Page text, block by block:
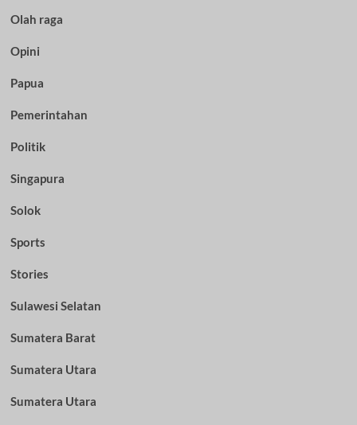
Olah raga
Opini
Papua
Pemerintahan
Politik
Singapura
Solok
Sports
Stories
Sulawesi Selatan
Sumatera Barat
Sumatera Utara
Sumatera Utara